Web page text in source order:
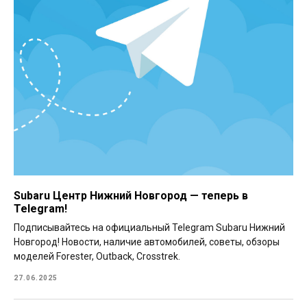
Subaru Центр Нижний Новгород — теперь в
Telegram!
Подписывайтесь на официальный Telegram Subaru Нижний
Новгород! Новости, наличие автомобилей, советы, обзоры
моделей Forester, Outback, Crosstrek.
27.06.2025